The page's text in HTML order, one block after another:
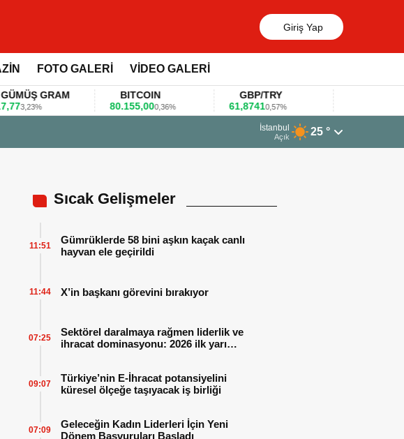
Giriş Yap
FOTO GALERİ VİDEO GALERİ
GRAM
BITCOIN
80.155,000,36%
GBP/TRY
61,87410,57%
23 Mart 2026 - 07:12
Firmalar gıda fuarlarını bu anket ile
İstanbul
Açık 25 °
Sıcak Gelişmeler
Gümrüklerde 58 bini aşkın kaçak canlı
hayvan ele geçirildi
11:51
X’in başkanı görevini bırakıyor
11:44
Sektörel daralmaya rağmen liderlik ve
ihracat dominasyonu: 2026 ilk yarı
07:25
Türkiye’nin E-İhracat potansiyelini
küresel ölçeğe taşıyacak iş birliği
09:07
Geleceğin Kadın Liderleri İçin Yeni
Dönem Başvuruları Başladı
07:09